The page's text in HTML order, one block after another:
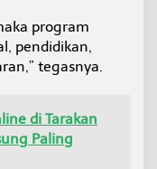
program
pendidikan,
tegasnya.
di Tarakan
Paling